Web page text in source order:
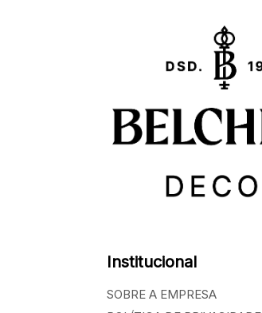
Institucional
SOBRE A EMPRESA